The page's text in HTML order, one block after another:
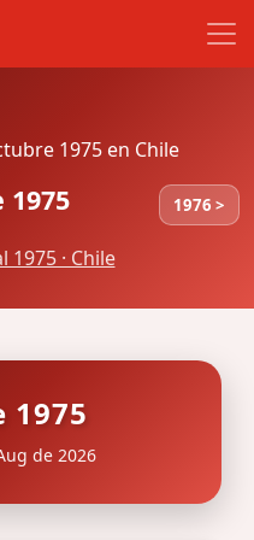
1975 en Chile
1975 1976 >
· Chile
1975
de 2026